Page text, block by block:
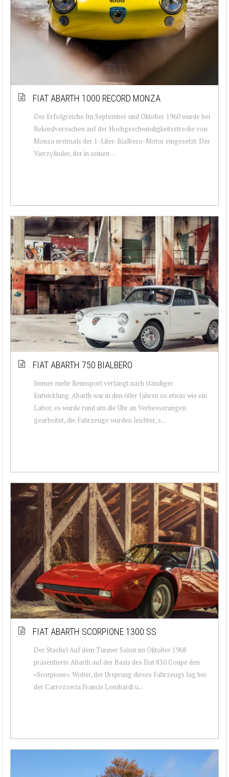
FIAT ABARTH 1000 RECORD MONZA
Der Erfolgreiche Im September und Oktober 1960 wurde bei
Rekordversuchen auf der Hochgeschwindigkeitsstrecke von
Monza erstmals der 1-Liter-Bialbero-Motor eingesetzt. Der
Vierzylinder, der in seinen ...
FIAT ABARTH 750 BIALBERO
Immer mehr Rennsport verlangt nach ständiger
Entwicklung. Abarth war in den 60er Jahren so etwas wie ein
Labor, es wurde rund um die Uhr an Verbesserungen
gearbeitet, die Fahrzeuge wurden leichter, s...
FIAT ABARTH SCORPIONE 1300 SS
Der Stachel Auf dem Turiner Salon im Oktober 1968
präsentierte Abarth auf der Basis des Fiat 850 Coupé den
«Scorpione». Wobei, der Ursprung dieses Fahrzeugs lag bei
der Carrozzeria Francis Lombardi u...